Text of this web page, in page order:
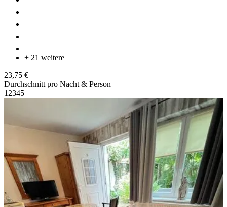
+ 21 weitere
23,75 €
Durchschnitt pro Nacht & Person
1 2345